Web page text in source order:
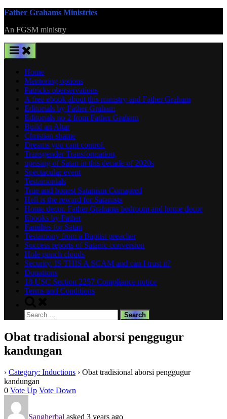
Skip
content
Father Grahams Ministries
An FGSM ministry
Home
Mentoring options
Patricks oberservations
A free ebook about this ministry and Father Graham
Editorials by Father Graham
Editorials no 2 from Father Graham
Build an Altar
Christian shame
Dreams you cant control.
Transgender Transformation,
uprising of Satan in this decade of 2020s
Spectacular event
Testamonials
True and honest Satanism Comapred
Hell is the reward for Satanists
Home decor. Father Grahams bedroom and home decor
Ebooks by Father
Families for Satan
Testamony from a Baptist preacher
Success reports of Satanic conversion
Hole punch clouds
Security. IS THIS A SCAM and can I trust it?
Donations
18 USC Section 2257 Compliance notice
Terms and Conditions
search
form
Search
for:
Obat tradisional aborsi penggugur
kandungan
› Category: Inductions › Obat tradisional aborsi penggugur
kandungan
0 Vote Up Vote Down
Sangherbal asked 3 years ago